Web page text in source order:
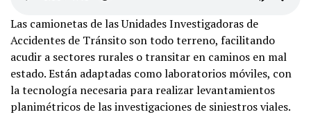
Las camionetas de las Unidades Investigadoras de
Accidentes de Tránsito son todo terreno, facilitando
acudir a sectores rurales o transitar en caminos en mal
estado. Están adaptadas como laboratorios móviles, con
la tecnología necesaria para realizar levantamientos
planimétricos de las investigaciones de siniestros viales.